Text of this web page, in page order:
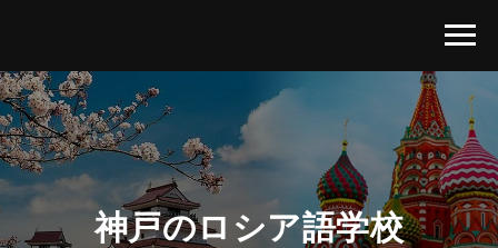
神戸のロシア語学校